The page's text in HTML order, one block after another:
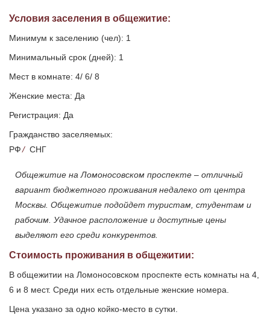
Условия заселения в общежитие:
Минимум к заселению (чел): 1
Минимальный срок (дней): 1
Мест в комнате: 4/ 6/ 8
Женские места: Да
Регистрация: Да
Гражданство заселяемых:
РФ/ СНГ
Общежитие на Ломоносовском проспекте – отличный
вариант бюджетного проживания недалеко от центра
Москвы. Общежитие подойдет туристам, студентам и
рабочим. Удачное расположение и доступные цены
выделяют его среди конкурентов.
Стоимость проживания в общежитии:
В общежитии на Ломоносовском проспекте есть комнаты на 4,
6 и 8 мест. Среди них есть отдельные женские номера.
Цена указано за одно койко-место в сутки.